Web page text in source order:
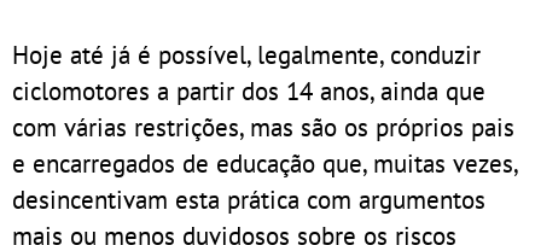
Hoje até já é possível, legalmente, conduzir
ciclomotores a partir dos 14 anos, ainda que
com várias restrições, mas são os próprios pais
e encarregados de educação que, muitas vezes,
desincentivam esta prática com argumentos
mais ou menos duvidosos sobre os riscos